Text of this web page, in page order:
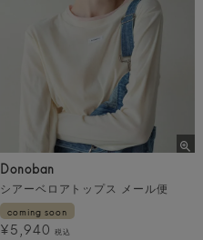
Donoban
シアーベロアトップス メール便
coming soon
¥5,940 税込